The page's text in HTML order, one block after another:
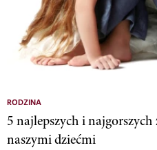
RODZINA
5 najlepszych i
naszymi dziećmi